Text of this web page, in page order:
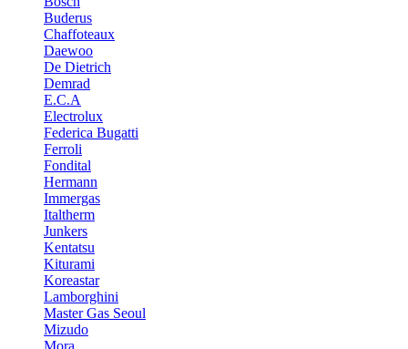
Buderus
Chaffoteaux
Daewoo
De Dietrich
Demrad
E.C.A
Electrolux
Federica Bugatti
Ferroli
Fondital
Hermann
Immergas
Italtherm
Junkers
Kentatsu
Kiturami
Koreastar
Lamborghini
Master Gas Seoul
Mizudo
Mora